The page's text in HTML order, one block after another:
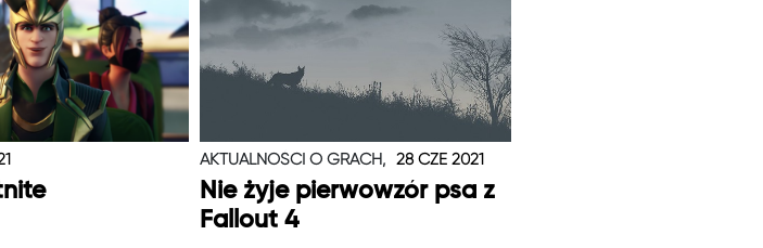
AKTUALNOŚCI O GRACH, 28 CZE 2021
Nie żyje pierwowzór psa z
Fallout 4